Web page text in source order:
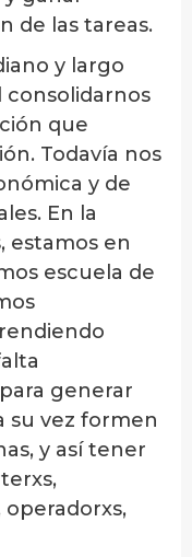
de las tareas.
y largo
consolidarnos
que
Todavía nos
y de
En la
estamos en
escuela de
generar
su vez formen
y así tener